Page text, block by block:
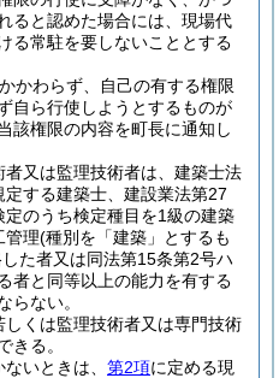
ると認めた場合には、現場代
る常駐を要しないこととする
かわらず、自己の有する権限
自ら行使しようとするものが
該権限の内容を町長に通知し
又は監理技術者は、建築士法
定する建築士、建設業法第27
のうち検定種目を1級の建築
管理(種別を「建築」とするも
た者又は同法第15条第2号ハ
者と同等以上の能力を有する
らない。
くは監理技術者又は専門技術
きる。
いときは、 第2項に定める現